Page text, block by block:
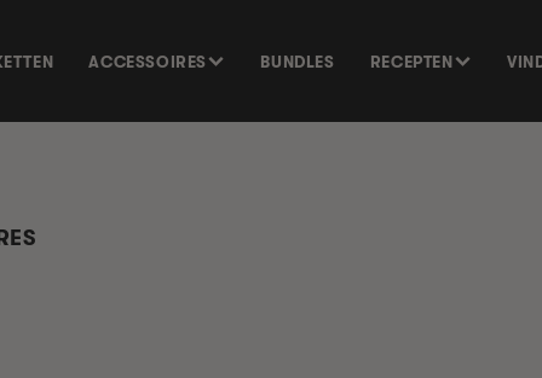
ACCESSOIRES BUNDLES RECEPTEN